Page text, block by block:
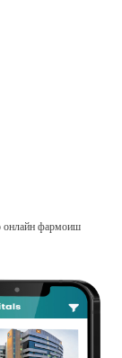
онлайн фармоиш